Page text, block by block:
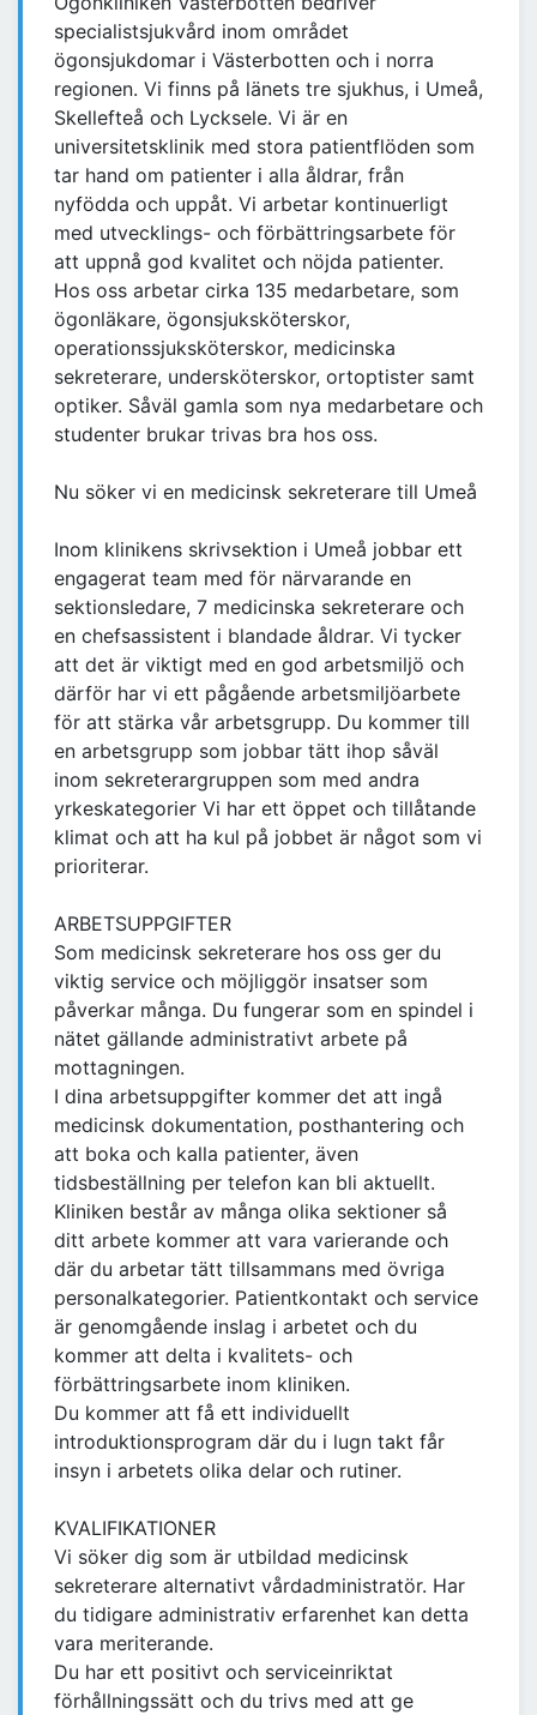
specialistsjukvård inom området
ögonsjukdomar i Västerbotten och i norra
regionen. Vi finns på länets tre sjukhus, i Umeå,
Skellefteå och Lycksele. Vi är en
universitetsklinik med stora patientflöden som
tar hand om patienter i alla åldrar, från
nyfödda och uppåt. Vi arbetar kontinuerligt
med utvecklings- och förbättringsarbete för
att uppnå god kvalitet och nöjda patienter.
Hos oss arbetar cirka 135 medarbetare, som
ögonläkare, ögonsjuksköterskor,
operationssjuksköterskor, medicinska
sekreterare, undersköterskor, ortoptister samt
optiker. Såväl gamla som nya medarbetare och
studenter brukar trivas bra hos oss.
Nu söker vi en medicinsk sekreterare till Umeå
Inom klinikens skrivsektion i Umeå jobbar ett
engagerat team med för närvarande en
sektionsledare, 7 medicinska sekreterare och
en chefsassistent i blandade åldrar. Vi tycker
att det är viktigt med en god arbetsmiljö och
därför har vi ett pågående arbetsmiljöarbete
för att stärka vår arbetsgrupp. Du kommer till
en arbetsgrupp som jobbar tätt ihop såväl
inom sekreterargruppen som med andra
yrkeskategorier Vi har ett öppet och tillåtande
klimat och att ha kul på jobbet är något som vi
prioriterar.
ARBETSUPPGIFTER
Som medicinsk sekreterare hos oss ger du
viktig service och möjliggör insatser som
påverkar många. Du fungerar som en spindel i
nätet gällande administrativt arbete på
mottagningen.
I dina arbetsuppgifter kommer det att ingå
medicinsk dokumentation, posthantering och
att boka och kalla patienter, även
tidsbeställning per telefon kan bli aktuellt.
Kliniken består av många olika sektioner så
ditt arbete kommer att vara varierande och
där du arbetar tätt tillsammans med övriga
personalkategorier. Patientkontakt och service
är genomgående inslag i arbetet och du
kommer att delta i kvalitets- och
förbättringsarbete inom kliniken.
Du kommer att få ett individuellt
introduktionsprogram där du i lugn takt får
insyn i arbetets olika delar och rutiner.
KVALIFIKATIONER
Vi söker dig som är utbildad medicinsk
sekreterare alternativt vårdadministratör. Har
du tidigare administrativ erfarenhet kan detta
vara meriterande.
Du har ett positivt och serviceinriktat
förhållningssätt och du trivs med att ge